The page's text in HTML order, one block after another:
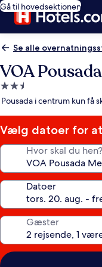
Gå til hovedsektionen
Se alle
VOA
2.5-
stjernet
Pousada i centrum kun få
Vælg datoer for
Hvor skal du hen?
Datoer
Gæster